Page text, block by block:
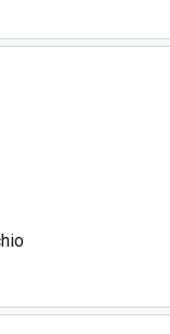
cotte al forno
con